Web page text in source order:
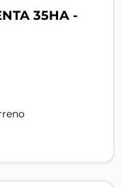
35HA -